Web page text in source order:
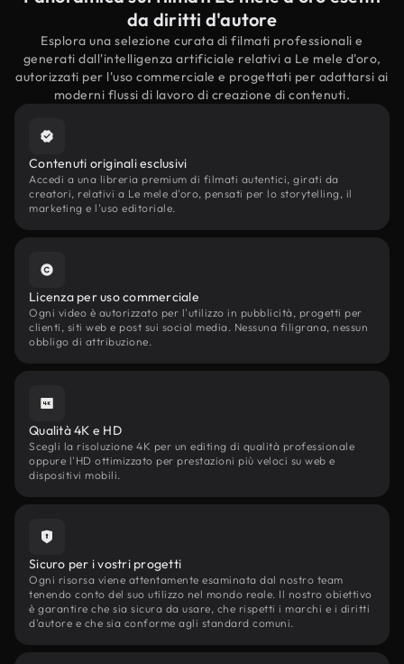
da diritti d'autore
Esplora una selezione curata di filmati professionali e
generati dall'intelligenza artificiale relativi a Le mele d'oro,
autorizzati per l'uso commerciale e progettati per adattarsi ai
moderni flussi di lavoro di creazione di contenuti.
Contenuti originali esclusivi
Accedi a una libreria premium di filmati autentici, girati da
creatori, relativi a Le mele d'oro, pensati per lo storytelling, il
marketing e l'uso editoriale.
Licenza per uso commerciale
Ogni video è autorizzato per l'utilizzo in pubblicità, progetti per
clienti, siti web e post sui social media. Nessuna filigrana, nessun
obbligo di attribuzione.
Qualità 4K e HD
Scegli la risoluzione 4K per un editing di qualità professionale
oppure l'HD ottimizzato per prestazioni più veloci su web e
dispositivi mobili.
Sicuro per i vostri progetti
Ogni risorsa viene attentamente esaminata dal nostro team
tenendo conto del suo utilizzo nel mondo reale. Il nostro obiettivo
è garantire che sia sicura da usare, che rispetti i marchi e i diritti
d'autore e che sia conforme agli standard comuni.